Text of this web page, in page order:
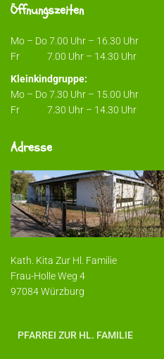
Öffnungszeiten
Mo – Do 7.00 Uhr – 16.30 Uhr
Fr 7.00 Uhr – 14.30 Uhr
Kleinkindgruppe:
Mo – Do 7.30 Uhr – 15.00 Uhr
Fr 7.30 Uhr – 14.30 Uhr
Adresse
Kath. Kita Zur Hl. Familie
Frau-Holle Weg 4
97084 Würzburg
PFARREI ZUR HL. FAMILIE